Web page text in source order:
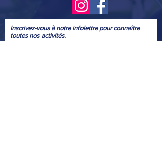
Inscrivez-vous à notre infolettre pour connaître
toutes nos activités.